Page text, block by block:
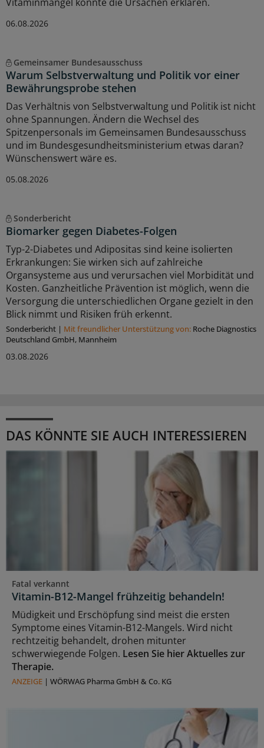
06.08.2026
Gemeinsamer Bundesausschuss
Warum Selbstverwaltung und Politik vor einer
Bewährungsprobe stehen
Das Verhältnis von Selbstverwaltung und Politik ist nicht
ohne Spannungen. Ändern die Wechsel des
Spitzenpersonals im Gemeinsamen Bundesausschuss
und im Bundesgesundheitsministerium etwas daran?
Wünschenswert wäre es.
05.08.2026
Sonderbericht
Biomarker gegen Diabetes-Folgen
Typ-2-Diabetes und Adipositas sind keine isolierten
Erkrankungen: Sie wirken sich auf zahlreiche
Organsysteme aus und verursachen viel Morbidität und
Kosten. Ganzheitliche Prävention ist möglich, wenn die
Versorgung die unterschiedlichen Organe gezielt in den
Blick nimmt und Risiken früh erkennt.
Sonderbericht | Mit freundlicher Unterstützung von: Roche Diagnostics
Deutschland GmbH, Mannheim
03.08.2026
DAS KÖNNTE SIE AUCH INTERESSIEREN
Fatal verkannt
Vitamin-B12-Mangel frühzeitig behandeln!
Müdigkeit und Erschöpfung sind meist die ersten
Symptome eines Vitamin-B12-Mangels. Wird nicht
rechtzeitig behandelt, drohen mitunter
schwerwiegende Folgen. Lesen Sie hier Aktuelles zur
Therapie.
ANZEIGE | WÖRWAG Pharma GmbH & Co. KG